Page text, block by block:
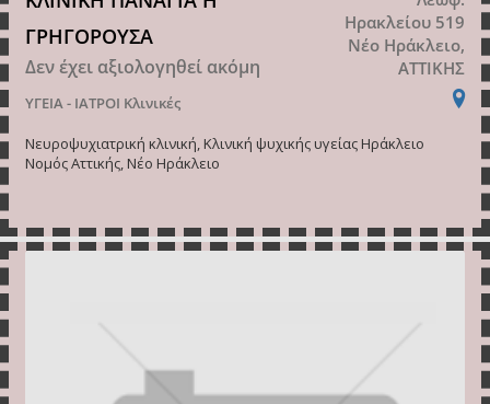
ΓΡΗΓΟΡΟΥΣΑ
Δεν έχει αξιολογηθεί ακόμη
ΥΓΕΙΑ - ΙΑΤΡΟΙ Κλινικές
Ηρακλείου 519
Νέο Ηράκλειο,
ΑΤΤΙΚΗΣ
Νευροψυχιατρική κλινική, Κλινική ψυχικής υγείας Ηράκλειο
Νομός Αττικής, Νέο Ηράκλειο